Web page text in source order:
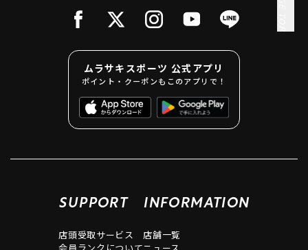
ムラサキスポーツ 公式アプリ
ポイント・クーポンもこのアプリで！
SUPPORT
店頭受取サービス
INFORMATION
店舗一覧